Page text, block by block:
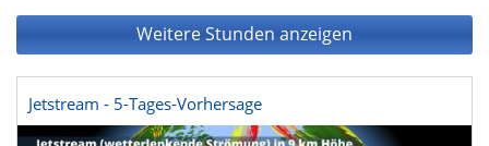
Weitere Stunden anzeigen
Jetstream - 5-Tages-Vorhersage